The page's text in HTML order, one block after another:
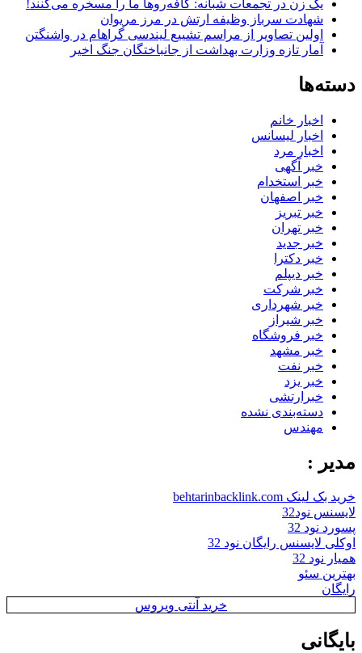
یک زن در تجمعات شبانه: کافه‌روها ما را مسخره می‌کنند!
شهادت سرباز وظیفه ارتش در مرز مریوان
اولین تصاویر از مراسم تشییع لیندسی گراهام در واشنگتن
آمار تازه وزارت بهداشت از جانباختگان جنگ اخیر
دسته‌ها
اخبار خانم
اخبار لیسانس
اخبار مرد
خبر آگهی
خبر استخدام
خبر اصفهان
خبر تبریز
خبر تهران
خبر جدید
خبر دکترا
خبر دیپلم
خبر شرکت
خبر شهرداری
خبر شیراز
خبر فروشگاه
خبر مشهد
خبر نفت
خبر یزد
خبرارتشی
دسته‌بندی نشده
مهندس
مدیر :
خرید بک لینک behtarinbacklink.com
لایسنس نود32
پسورد نود 32
اوکلی لایسنس رایگان نود 32
همیار نود 32
بهترین سئو
رایگان
خرید آنتی ویروس
بایگانی